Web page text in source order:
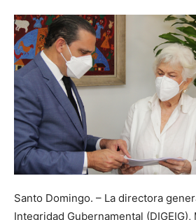
Santo Domingo. – La directora
Integridad Gubernamental